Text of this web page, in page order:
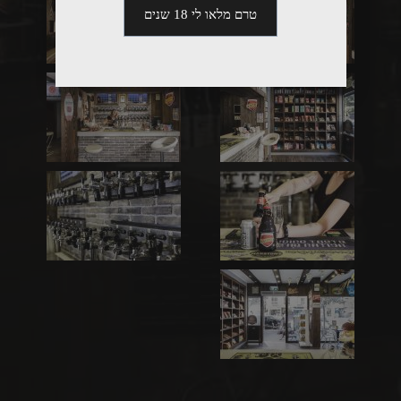
תמונה
תמונה
הצג
תמונה
הצג
תמונה
הצג
תמונה
טרם מלאו לי 18 שנים